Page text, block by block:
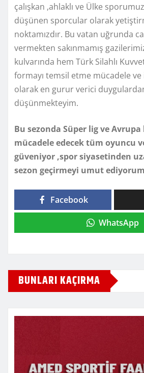
çalışkan ,ahlaklı ve Ülke
düşünen sporcular olarak
noktamızdır. Bu vatan uğrunda
vermekten sakınmamış
kulvarında hem Türk Silahlı
formayı temsil etme mücadele
olarak en gurur verici
düşünmekteyim.
Bu sezonda Süper lig ve
mücadele edecek tüm oyuncu
güveniyor ,spor siyasetinden
sezon geçirmeyi umut
Facebook
WhatsApp
BUNLARI KAÇIRMA